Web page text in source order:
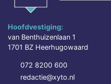
Hoofdvestiging:
van Benthuizenlaan 1
1701 BZ Heerhugowaard
072 8200 600
redactie@xyto.nl